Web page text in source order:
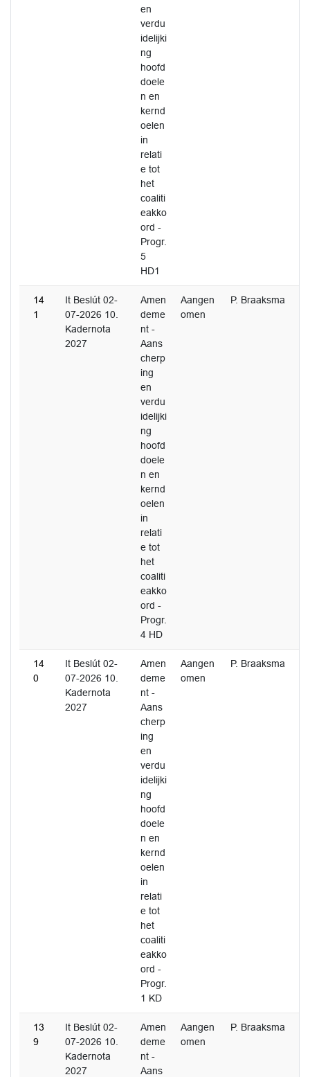
en
verdu
idelijki
ng
hoofd
doele
n en
kernd
oelen
in
relati
e tot
het
coaliti
eakko
ord -
Progr.
5
HD1
14
1
It Beslút 02-
07-2026 10.
Kadernota
2027
Amen
deme
nt -
Aans
cherp
ing
en
verdu
idelijki
ng
hoofd
doele
n en
kernd
oelen
in
relati
e tot
het
coaliti
eakko
ord -
Progr.
4 HD
Aangen
omen
P. Braaksma
14
0
It Beslút 02-
07-2026 10.
Kadernota
2027
Amen
deme
nt -
Aans
cherp
ing
en
verdu
idelijki
ng
hoofd
doele
n en
kernd
oelen
in
relati
e tot
het
coaliti
eakko
ord -
Progr.
1 KD
Aangen
omen
P. Braaksma
13
9
It Beslút 02-
07-2026 10.
Kadernota
2027
Amen
deme
nt -
Aans
Aangen
omen
P. Braaksma